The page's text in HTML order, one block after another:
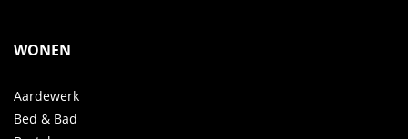
WONEN
Aardewerk
Bed & Bad